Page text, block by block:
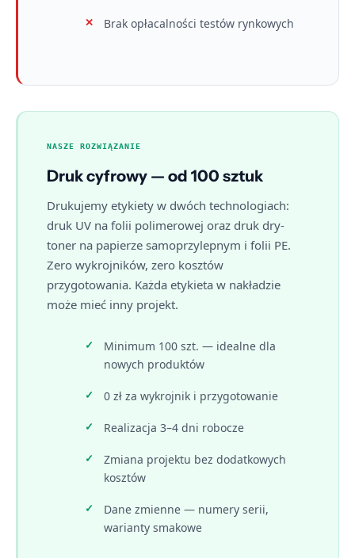
Brak opłacalności testów rynkowych
NASZE ROZWIĄZANIE
Druk cyfrowy — od 100 sztuk
Drukujemy etykiety w dwóch technologiach:
druk UV na folii polimerowej oraz druk dry-
toner na papierze samoprzylepnym i folii PE.
Zero wykrojników, zero kosztów
przygotowania. Każda etykieta w nakładzie
może mieć inny projekt.
Minimum 100 szt. — idealne dla
nowych produktów
0 zł za wykrojnik i przygotowanie
Realizacja 3–4 dni robocze
Zmiana projektu bez dodatkowych
kosztów
Dane zmienne — numery serii,
warianty smakowe